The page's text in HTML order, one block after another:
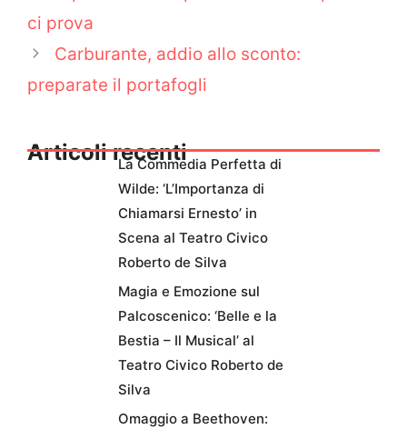
ci prova
Carburante, addio allo sconto:
preparate il portafogli
Articoli recentiLa Commedia Perfetta di
Wilde: ‘L’Importanza di
Chiamarsi Ernesto’ in
Scena al Teatro Civico
Roberto de Silva
Magia e Emozione sul
Palcoscenico: ‘Belle e la
Bestia – Il Musical’ al
Teatro Civico Roberto de
Silva
Omaggio a Beethoven: